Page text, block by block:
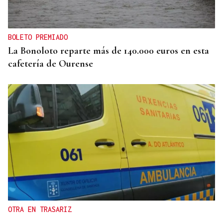
BOLETO PREMIADO
La Bonoloto reparte más de 140.000 euros en esta
cafetería de Ourense
OTRA EN TRASARIZ